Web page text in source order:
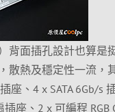
背面插孔設計也算是
散熱及穩定性一流，
座、4 x SATA 6Gb/s
插座、2 x 可編程 RGB